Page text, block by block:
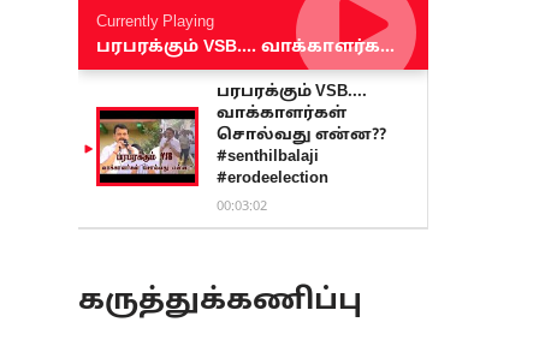
Currently Playing
பரபரக்கும் VSB.... வாக்காளர்கள் சொல்வது என்ன?? #senthilbalaji #erodeelection
பரபரக்கும் VSB....
வாக்காளர்கள்
சொல்வது என்ன??
#senthilbalaji
#erodeelection
00:03:02
கருத்துக்கணிப்பு